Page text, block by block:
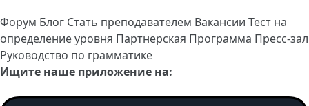
Форум Блог Стать преподавателем Вакансии Тест на
определение уровня Партнерская Программа Пресс-зал
Руководство по грамматике
Ищите наше приложение на: